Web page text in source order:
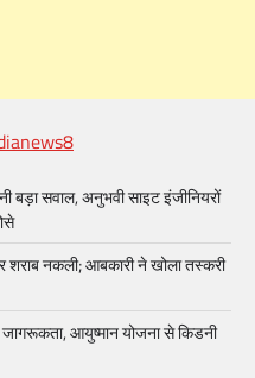
बड़ा सवाल, अनुभवी साइट इंजीनियरों
नकली; आबकारी ने खोला तस्करी
जागरूकता, आयुष्मान योजना से किडनी